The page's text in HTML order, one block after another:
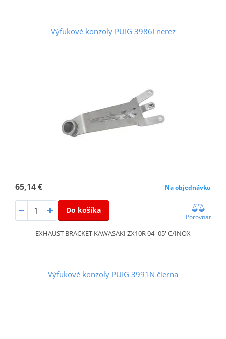
Výfukové konzoly PUIG 3986I nerez
65,14 € Na objednávku
Do košíka
Porovnať
EXHAUST BRACKET KAWASAKI ZX10R 04'-05' C/INOX
Výfukové konzoly PUIG 3991N čierna